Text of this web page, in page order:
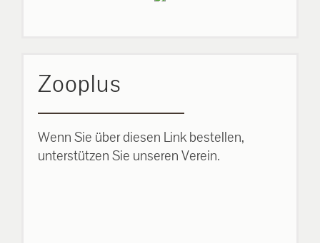
Zooplus
Wenn Sie über diesen Link bestellen,
unterstützen Sie unseren Verein.